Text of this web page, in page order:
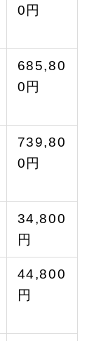
0円
685,80
0円
739,80
0円
34,800
円
44,800
円